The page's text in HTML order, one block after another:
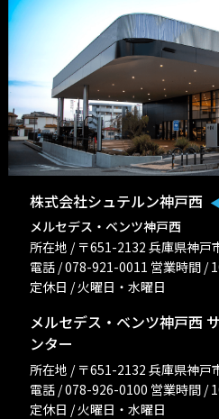
株式会社シュテルン神戸西
メルセデス・ベンツ神戸西
所在地 / 〒651-2132 兵庫県神
電話 / 078-921-0011 営業時間 /
定休日 / 火曜日・水曜日
メルセデス・ベンツ神戸西
ンター
所在地 / 〒651-2132 兵庫県神
電話 / 078-926-0100 営業時間 /
定休日 / 火曜日・水曜日